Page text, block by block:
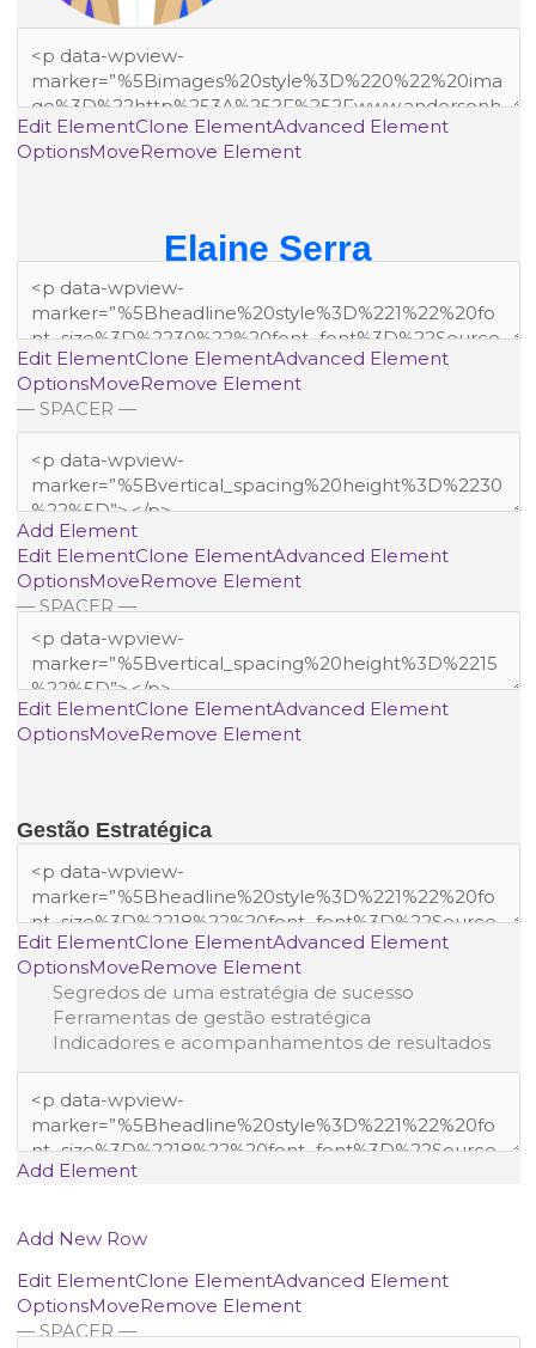
Edit ElementClone ElementAdvanced Element
OptionsMoveRemove Element
Elaine Serra
Edit ElementClone ElementAdvanced Element
OptionsMoveRemove Element
— SPACER —
Add Element
Edit ElementClone ElementAdvanced Element
OptionsMoveRemove Element
— SPACER —
Edit ElementClone ElementAdvanced Element
OptionsMoveRemove Element
Gestão Estratégica
Edit ElementClone ElementAdvanced Element
OptionsMoveRemove Element
Segredos de uma estratégia de sucesso
Ferramentas de gestão estratégica
Indicadores e acompanhamentos de resultados
Add Element
Add New Row
Edit ElementClone ElementAdvanced Element
OptionsMoveRemove Element
— SPACER —